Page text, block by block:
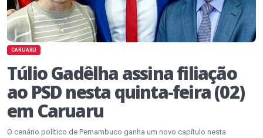
CARUARU
Túlio Gadêlha assina filiação
ao PSD nesta quinta-feira (02)
em Caruaru
O cenário político de Pernambuco ganha um novo capítulo nesta